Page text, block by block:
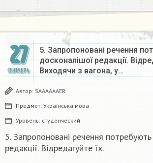
27
СЕНТЯБРЬ
5. Запропоновані речення
досконалішої редакції.
Виходячи з вагона, у…
Автор: SAAAAAAER
Предмет: Українська мова
Уровень: студенческий
5. Запропоновані речення
редакції. Відредагуйте їх.